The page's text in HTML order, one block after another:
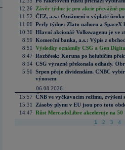
12:26
Závěr týdne je pro akcie převážně
11:52 ČEZ, a.s.: Oznámení o výplatě
11:00 Perly týdne: Zlato nahoru a SpaceX
10:30 Hlavní akcionář Volkswagenu je ve
8:59 Komerční banka, a.s.: Výpis z
8:51
Výsledky oznámily CSG a Gen
8:47 Rozbřesk: Koruna po holubičím
8:14 CSG výrazně překonala odhady.
5:50 Srpen přeje dividendám. CNBC
výnosem
06.08.2026
15:57 ČNB ve vyčkávacím režimu, zvýšení
15:31
Zásoby plynu v EU jsou pro toto
14:47 Růst MercadoLibre akceleruje na
1 2 3 4